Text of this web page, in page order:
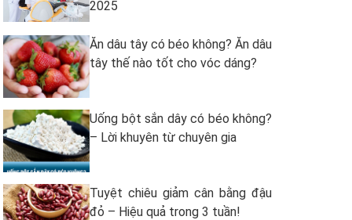
2025
Ăn dâu tây có béo không? Ăn dâu
tây thế nào tốt cho vóc dáng?
Uống bột sắn dây có béo không?
– Lời khuyên từ chuyên gia
Tuyệt chiêu giảm cân bằng đậu
đỏ – Hiệu quả trong 3 tuần!